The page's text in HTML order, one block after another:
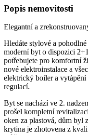
Popis nemovitosti
Elegantní a
Hledáte stylové a
moderní byt o dispozici
potřebujete pro komfortní
nové elektroinstalace a
elektrický boiler a
regulací.
Byt se nachází ve 2.
prošel kompletní
oken za plastová, dům byl
krytina je zhotovena z